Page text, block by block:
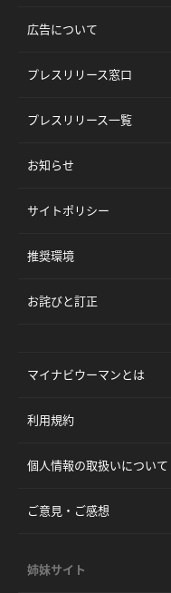
広告について
プレスリリース窓口
プレスリリース一覧
お知らせ
サイトポリシー
推奨環境
お詫びと訂正
マイナビウーマンとは
利用規約
個人情報の取扱いについて
ご意見・ご感想
姉妹サイト